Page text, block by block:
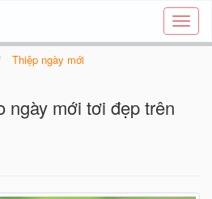
Tạo
thiệp
Thiệp ngày mới
ngày mới tơi đẹp trên